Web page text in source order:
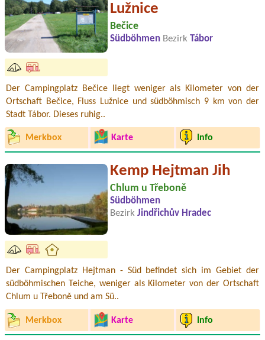
Lužnice
Bečice
Südböhmen Bezirk Tábor
Der Campingplatz Bečice liegt weniger als Kilometer von der
Ortschaft Bečice, Fluss Lužnice und südböhmisch 9 km von der
Stadt Tábor. Dieses ruhig..
Merkbox Karte Info
Kemp Hejtman Jih
Chlum u Třeboně
Südböhmen
Bezirk Jindřichův Hradec
Der Campingplatz Hejtman - Süd befindet sich im Gebiet der
südböhmischen Teiche, weniger als Kilometer von der Ortschaft
Chlum u Třeboně und am Sü..
Merkbox Karte Info